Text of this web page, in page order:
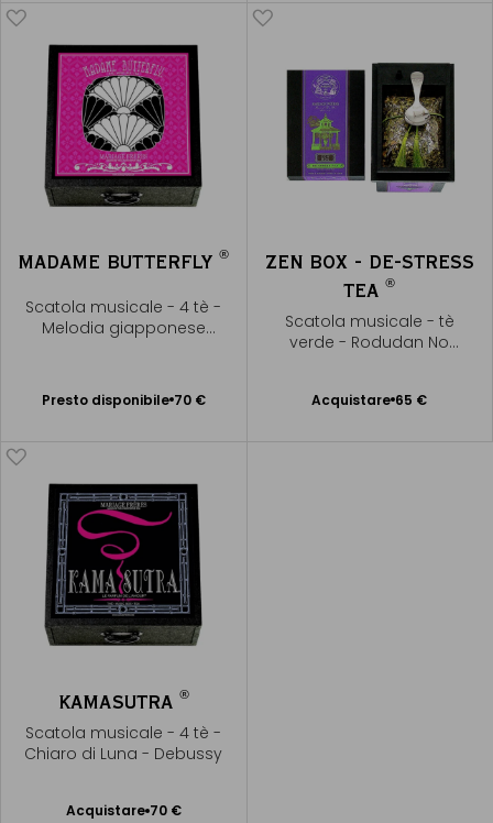
MADAME BUTTERFLY®
Scatola musicale - 4 tè -
Melodia giapponese
Presto disponibile 70 €
ZEN BOX - DE-STRESS
TEA®
Scatola musicale - tè
verde - Rodudan No
Acquistare 65 €
Aggiungere
KAMASUTRA ®
Scatola musicale - 4 tè -
Chiaro di Luna - Debussy
Acquistare 70 €